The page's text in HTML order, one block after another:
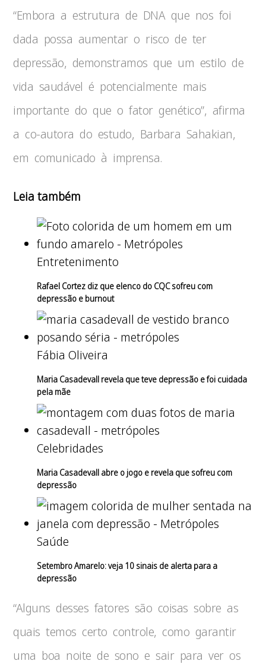
“Embora a estrutura de DNA que nos foi
dada possa aumentar o risco de ter
depressão, demonstramos que um estilo de
vida saudável é potencialmente mais
importante do que o fator genético”, afirma
a co-autora do estudo, Barbara Sahakian,
em comunicado à imprensa.
Leia também
Entretenimento
Rafael Cortez diz que elenco do CQC sofreu com
depressão e burnout
Fábia Oliveira
Maria Casadevall revela que teve depressão e foi cuidada
pela mãe
Celebridades
Maria Casadevall abre o jogo e revela que sofreu com
depressão
Saúde
Setembro Amarelo: veja 10 sinais de alerta para a
depressão
“Alguns desses fatores são coisas sobre as
quais temos certo controle, como garantir
uma boa noite de sono e sair para ver os